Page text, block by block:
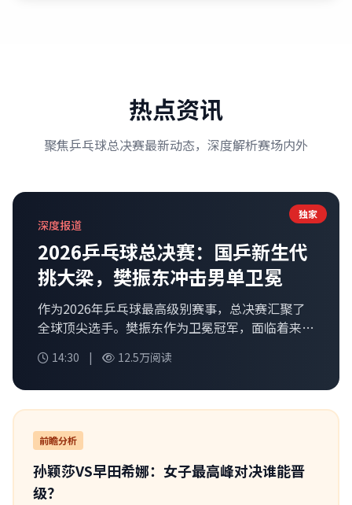
热点资讯
聚焦乒乓球总决赛最新动态，深度解析赛场内外
独家
深度报道
2026乒乓球总决赛：国乒新生代
挑大梁，樊振东冲击男单卫冕
作为2026年乒乓球最高级别赛事，总决赛汇聚了
全球顶尖选手。樊振东作为卫冕冠军，面临着来自
将从技术特点、心理状态、历史交锋等多维度深度
14:30 | 12.5万阅读
前瞻分析
孙颖莎VS早田希娜：女子最高峰对决谁能晋
级？